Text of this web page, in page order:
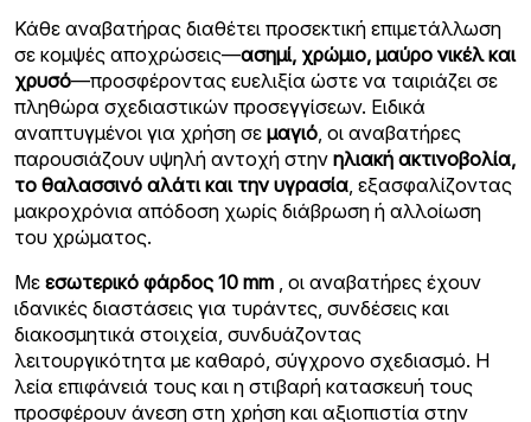
Κάθε αναβατήρας διαθέτει προσεκτική επιμετάλλωση
σε κομψές αποχρώσεις—ασημί, χρώμιο, μαύρο νικέλ και
χρυσό—προσφέροντας ευελιξία ώστε να ταιριάζει σε
πληθώρα σχεδιαστικών προσεγγίσεων. Ειδικά
αναπτυγμένοι για χρήση σε μαγιό, οι αναβατήρες
παρουσιάζουν υψηλή αντοχή στην ηλιακή ακτινοβολία,
το θαλασσινό αλάτι και την υγρασία, εξασφαλίζοντας
μακροχρόνια απόδοση χωρίς διάβρωση ή αλλοίωση
του χρώματος.
Με εσωτερικό φάρδος 10 mm , οι αναβατήρες έχουν
ιδανικές διαστάσεις για τυράντες, συνδέσεις και
διακοσμητικά στοιχεία, συνδυάζοντας
λειτουργικότητα με καθαρό, σύγχρονο σχεδιασμό. Η
λεία επιφάνειά τους και η στιβαρή κατασκευή τους
προσφέρουν άνεση στη χρήση και αξιοπιστία στην